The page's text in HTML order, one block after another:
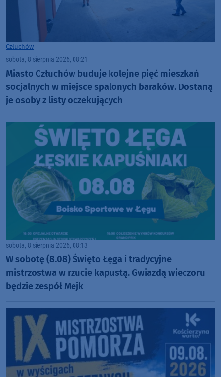
Człuchów
sobota, 8 sierpnia 2026, 08:21
Miasto Człuchów buduje kolejne pięć mieszkań
socjalnych w miejsce spalonych baraków. Dostaną
je osoby z listy oczekujących
sobota, 8 sierpnia 2026, 08:13
W sobotę (8.08) Święto Łęga i tradycyjne
mistrzostwa w rzucie kapustą. Gwiazdą wieczoru
będzie zespół Mejk